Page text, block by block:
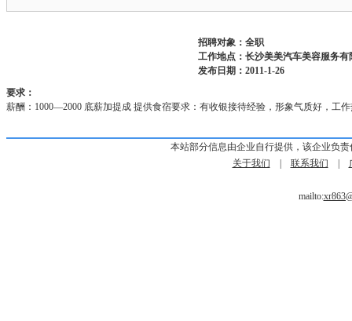
招聘对象：全职
工作地点：长沙美美汽车美容服务有
发布日期：2011-1-26
要求：
薪酬：1000—2000 底薪加提成 提供食宿要求：有收银接待经验，形象气质好，工
本站部分信息由企业自行提供，该企业负
关于我们
联系我们
mailto: